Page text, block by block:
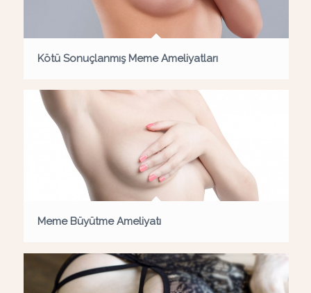
Kötü Sonuçlanmış Meme Ameliyatları
Meme Büyütme Ameliyatı